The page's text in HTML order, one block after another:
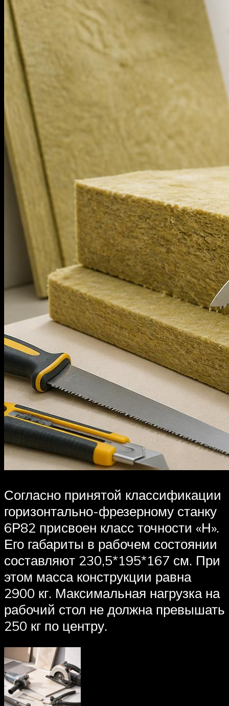
Согласно принятой классификации
горизонтально-фрезерному станку
6Р82 присвоен класс точности «Н».
Его габариты в рабочем состоянии
составляют 230,5*195*167 см. При
этом масса конструкции равна
2900 кг. Максимальная нагрузка на
рабочий стол не должна превышать
250 кг по центру.